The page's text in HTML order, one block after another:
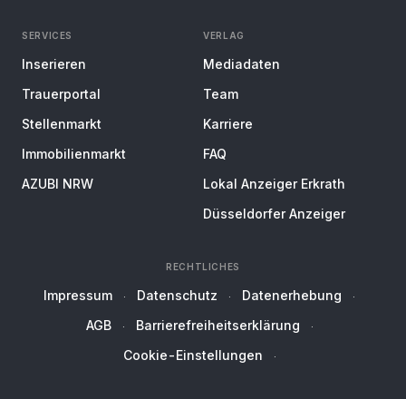
SERVICES
Inserieren
Trauerportal
Stellenmarkt
Immobilienmarkt
AZUBI NRW
VERLAG
Mediadaten
Team
Karriere
FAQ
Lokal Anzeiger Erkrath
Düsseldorfer Anzeiger
RECHTLICHES
Impressum Datenschutz
Datenerhebung
AGB
Barrierefreiheitserklärung
Cookie-Einstellungen